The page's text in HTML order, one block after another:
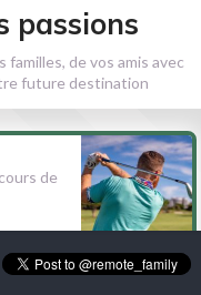
passions
familles, de vos amis avec
future destination
de